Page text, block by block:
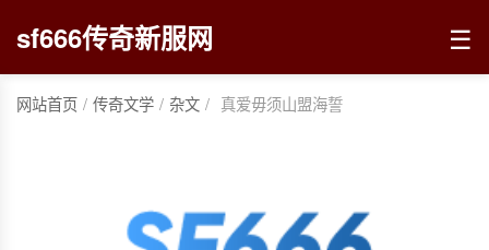
sf666传奇新服网 ☰
网站首页 / 传奇文学 / 杂文 / 真爱毋须山盟海誓